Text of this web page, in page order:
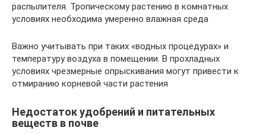
распылителя. Тропическому растению в комнатных
условиях необходима умеренно влажная среда
Важно учитывать при таких «водных процедурах» и
температуру воздуха в помещении. В прохладных
условиях чрезмерные опрыскивания могут привести к
отмиранию корневой части растения
Недостаток удобрений и питательных
веществ в почве